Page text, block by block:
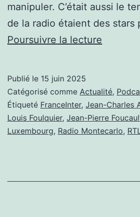
manipuler. C’était aussi le
de la radio étaient des stars
Poursuivre la lecture
LA
AU
CAFÉ
Publié le 15 juin 2025
Catégorisé comme Actualité,
Étiqueté FranceInter, Jean-Charles
Louis Foulquier, Jean-Pierre
Luxembourg, Radio Montecarlo,